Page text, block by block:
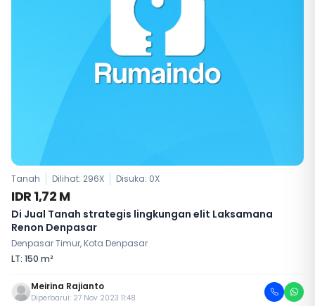
Tanah Dilihat: 296X Disuka: 0X
IDR 1,72 M
Di Jual Tanah strategis lingkungan elit Laksamana
Renon Denpasar
Denpasar Timur, Kota Denpasar
LT: 150 m²
Meirina Rajianto
Diperbarui: 27 Nov 2023 11:48